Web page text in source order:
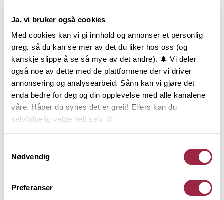
Ja, vi bruker også cookies
Med cookies kan vi gi innhold og annonser et personlig
preg, så du kan se mer av det du liker hos oss (og
kanskje slippe å se så mye av det andre). 🌲 Vi deler
også noe av dette med de plattformene der vi driver
annonsering og analysearbeid. Sånn kan vi gjøre det
enda bedre for deg og din opplevelse med alle kanalene
våre. Håper du synes det er greit! Ellers kan du
selvfølgelig velge helt selv 🍪
Nødvendig
Preferanser
Produktinformasjon
Hobbyplatene i heltre kommer i mange bredder,
ubehandlet eller malt hvite. Med litt fantasi og enkelt
verktøy kan du bygge alt fra praktiske skap, møbler
og leker til interiørprodukter og hele hylleseksjoner.
Behandling
Teknisk informasjon
Dokumentasjon